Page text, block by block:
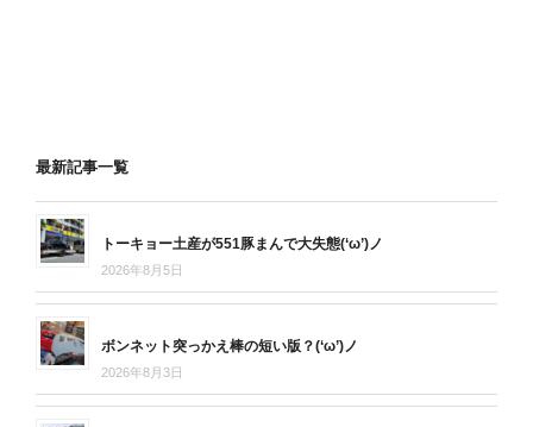
最新記事一覧
トーキョー土産が551豚まんで大失態(‘ω’)ノ
2026年8月5日
ボンネット突っかえ棒の短い版？(‘ω’)ノ
2026年8月3日